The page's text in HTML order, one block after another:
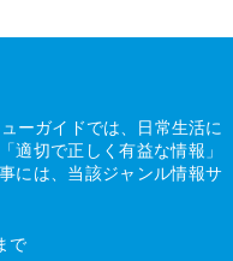
ーガイドでは、日常生活に
適切で正しく有益な情報」
には、当該ジャンル情報サ
で